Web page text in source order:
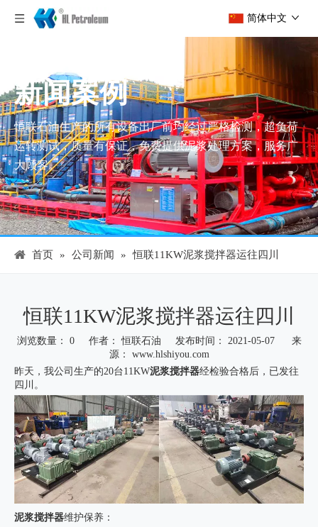
简体中文
新闻案例
恒联石油生产的所有设备出厂前均经过严格检测，超负荷
运转测试，质量有保证，免费提供泥浆处理方案，服务广
大顾客。
首页 » 公司新闻 » 恒联11KW泥浆搅拌器运往四川
恒联11KW泥浆搅拌器运往四川
浏览数量： 0作者： 恒联石油 发布时间： 2021-05-07 来
源： www.hlshiyou.com
昨天，我公司生产的20台11KW泥浆搅拌器经检验合格后，已发往
四川。
泥浆搅拌器维护保养：